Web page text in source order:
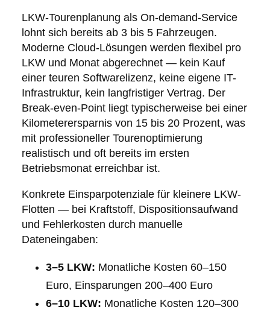
LKW-Tourenplanung als On-demand-Service
lohnt sich bereits ab 3 bis 5 Fahrzeugen.
Moderne Cloud-Lösungen werden flexibel pro
LKW und Monat abgerechnet — kein Kauf
einer teuren Softwarelizenz, keine eigene IT-
Infrastruktur, kein langfristiger Vertrag. Der
Break-even-Point liegt typischerweise bei einer
Kilometerersparnis von 15 bis 20 Prozent, was
mit professioneller Tourenoptimierung
realistisch und oft bereits im ersten
Betriebsmonat erreichbar ist.
Konkrete Einsparpotenziale für kleinere LKW-
Flotten — bei Kraftstoff, Dispositionsaufwand
und Fehlerkosten durch manuelle
Dateneingaben:
3–5 LKW: Monatliche Kosten 60–150
Euro, Einsparungen 200–400 Euro
6–10 LKW: Monatliche Kosten 120–300